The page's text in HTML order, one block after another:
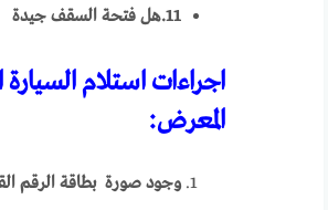
11.هل فتحة السقف جيدة
اجراءات استلام
المعرض:
وجود صورة بطاقة الرقم